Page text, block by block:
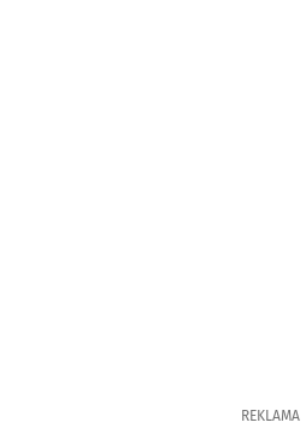
REKLAMA